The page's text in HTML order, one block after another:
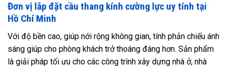
Đơn vị lắp đặt cầu thang kính cường lực uy tính tại
Hồ Chí Minh
Với độ bền cao, giúp nới rộng không gian, tính phản chiếu ánh
sáng giúp cho phòng khách trở thoáng đáng hơn. Sản phẩm
là giải pháp tối ưu cho các công trình xây dựng nhà ở, nhà